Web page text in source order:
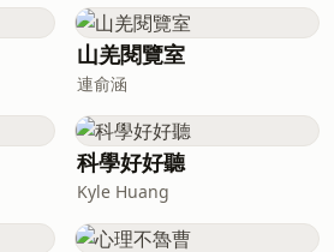
山羌閱覽室
連俞涵
科學好好聽
Kyle Huang